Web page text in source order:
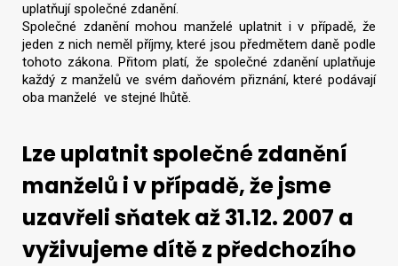
uplatňují společné zdanění.
Společné zdanění mohou manželé uplatnit i v případě, že
jeden z nich neměl příjmy, které jsou předmětem daně podle
tohoto zákona. Přitom platí, že společné zdanění uplatňuje
každý z manželů ve svém daňovém přiznání, které podávají
oba manželé ve stejné lhůtě.
Lze uplatnit společné zdanění
manželů i v případě, že jsme
uzavřeli sňatek až 31.12. 2007 a
vyživujeme dítě z předchozího